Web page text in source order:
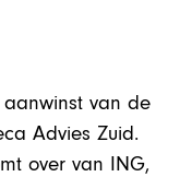
aanwinst van de
Advies Zuid.
over van ING,